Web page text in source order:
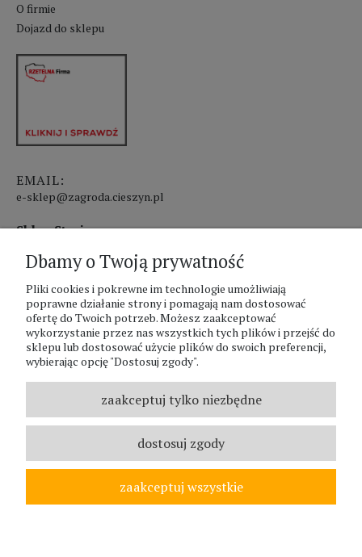
O firmie
Dojazd do sklepu
EMAIL:
e-sklep@zagroda.cieszyn.pl
Sklep Stacjonarny czynny:
pon.-pt. 8:00 - 17:00
sobota 8:00 - 13:00
PHU Zagroda A.Szlaur
ZAGRODA Centrum Ogrodnicze
UL. Hallera 116A
REGON: 070797952
NIP: 5481587807
© ZAGRODA.CIESZYN.PL
WSZELKIE PRAWA ZASTRZEŻONE.
Dbamy o Twoją prywatność
Pliki cookies i pokrewne im technologie umożliwiają
poprawne działanie strony i pomagają nam dostosować
ofertę do Twoich potrzeb. Możesz zaakceptować
wykorzystanie przez nas wszystkich tych plików i przejść do
sklepu lub dostosować użycie plików do swoich preferencji,
wybierając opcję "Dostosuj zgody".
zaakceptuj tylko niezbędne
dostosuj zgody
zaakceptuj wszystkie